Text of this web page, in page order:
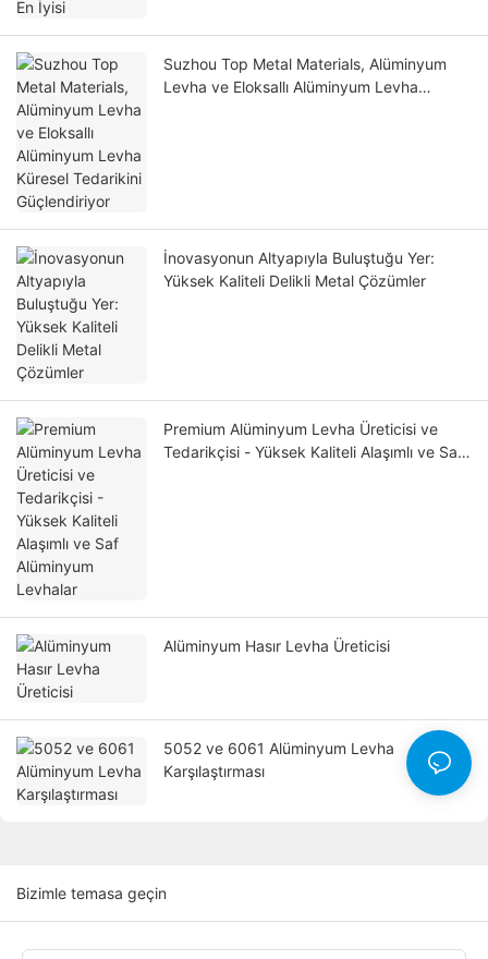
Suzhou Top Metal Materials, Alüminyum
Levha ve Eloksallı Alüminyum Levha
İnovasyonun Altyapıyla Buluştuğu Yer:
Yüksek Kaliteli Delikli Metal Çözümler
Premium Alüminyum Levha Üreticisi ve
Tedarikçisi - Yüksek Kaliteli Alaşımlı ve Saf
Alüminyum Hasır Levha Üreticisi
5052 ve 6061 Alüminyum Levha
Karşılaştırması
Bizimle temasa geçin